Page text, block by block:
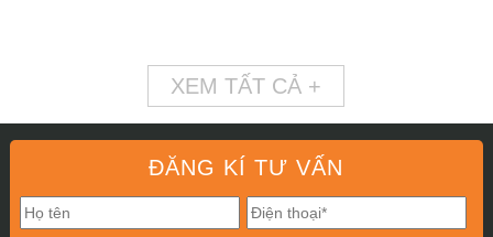
XEM TẤT CẢ +
ĐĂNG KÍ TƯ VẤN